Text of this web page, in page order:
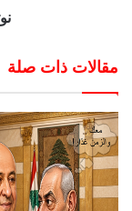
مقالات ذات صلة